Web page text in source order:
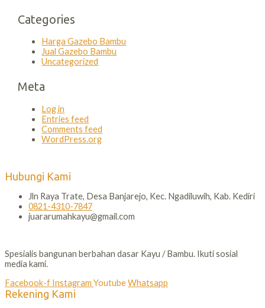
Categories
Harga Gazebo Bambu
Jual Gazebo Bambu
Uncategorized
Meta
Log in
Entries feed
Comments feed
WordPress.org
Hubungi Kami
Jln Raya Trate, Desa Banjarejo, Kec. Ngadiluwih, Kab. Kediri
0821-4310-7847
juararumahkayu@gmail.com
Spesialis bangunan berbahan dasar Kayu / Bambu. Ikuti sosial
media kami.
Facebook-f Instagram YoutubeWhatsapp
Rekening Kami